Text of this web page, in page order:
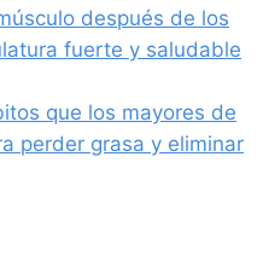
después de los
fuerte y saludable
que los mayores de
perder grasa y eliminar